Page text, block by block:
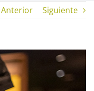
Cash
Anterior Siguiente